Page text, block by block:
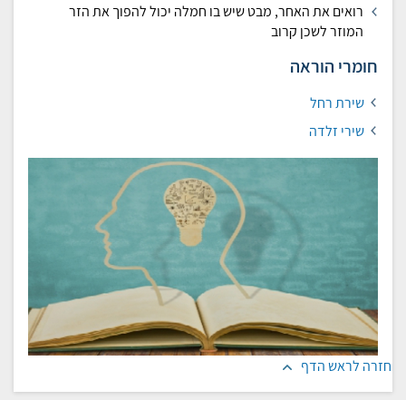
רואים את האחר, מבט שיש בו חמלה יכול להפוך את הזר
המוזר לשכן קרוב
חומרי הוראה
שירת רחל
שירי זלדה
חזרה לראש הדף